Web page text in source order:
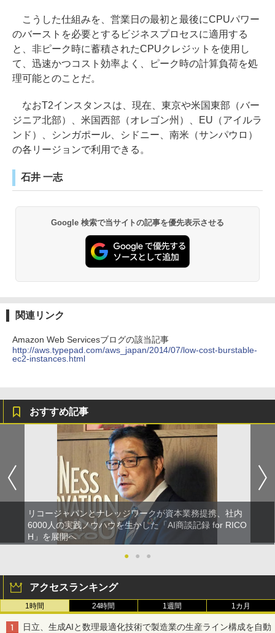
こうした仕組みを、営業日の最初と最後にCPUパワー
のバーストを必要とするビジネスプロセスに適用する
と、非ピーク時に蓄積されたCPUクレジットを使用し
て、迅速かつコスト効率よく、ピーク時の計算負荷を処
理可能とのことだ。
なおT2インスタンスは、現在、東京や米国東部（バー
ジニア北部）、米国西部（オレゴン州）、EU（アイルラ
ンド）、シンガポール、シドニー、南米（サンパウロ）
の各リージョンで利用できる。
石井 一志
Google 検索で当サイトの記事を優先表示させる
関連リンク
Amazon Web Servicesブログの該当記事
http://aws.typepad.com/aws_japan/2014/07/low-cost-burstable-
ec2-instances.html
おすすめ記事
リコージャパンとナレッジワークが資本業務提携、社内
6000人の実践ノウハウを生かした「AI商談記録 for RICO
H」を展開へ
●
● ●
アクセスランキング
1時間 24時間 1週間 1カ月
日立、生成AIと数理最適化技術で製造業の生産ライン構成を自動